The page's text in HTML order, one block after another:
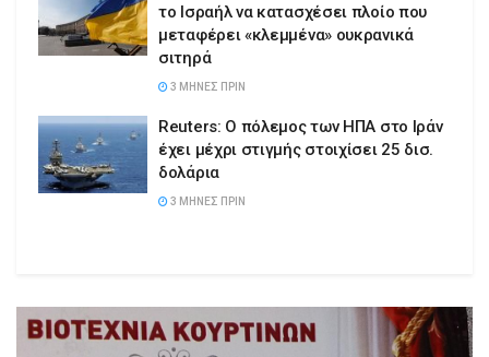
το Ισραήλ να κατασχέσει πλοίο που
μεταφέρει «κλεμμένα» ουκρανικά
σιτηρά
3 ΜΉΝΕΣ ΠΡΙΝ
Reuters: Ο πόλεμος των ΗΠΑ στο Ιράν
έχει μέχρι στιγμής στοιχίσει 25 δισ.
δολάρια
3 ΜΉΝΕΣ ΠΡΙΝ